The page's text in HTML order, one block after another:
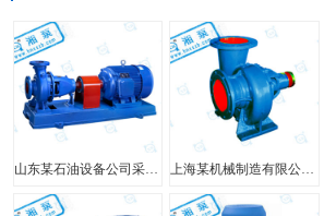
山东某石油设备公司采购FIS型单级单吸离心泵